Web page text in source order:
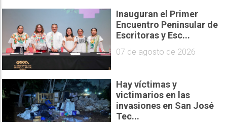
Inauguran el Primer
Encuentro Peninsular de
Escritoras y Esc...
07 de agosto de 2026
Hay víctimas y
victimarios en las
invasiones en San José
Tec...